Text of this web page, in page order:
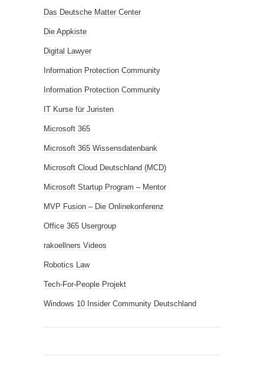
Das Deutsche Matter Center
Die Appkiste
Digital Lawyer
Information Protection Community
Information Protection Community
IT Kurse für Juristen
Microsoft 365
Microsoft 365 Wissensdatenbank
Microsoft Cloud Deutschland (MCD)
Microsoft Startup Program – Mentor
MVP Fusion – Die Onlinekonferenz
Office 365 Usergroup
rakoellners Videos
Robotics Law
Tech-For-People Projekt
Windows 10 Insider Community Deutschland